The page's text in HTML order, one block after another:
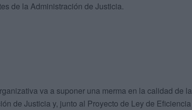
de la Administración de Justicia.
va a suponer una merma en la calidad de la
de Justicia y, junto al Proyecto de Ley de Eficiencia